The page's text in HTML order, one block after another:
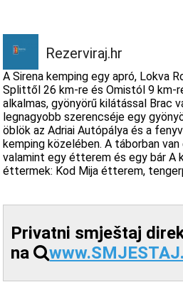
webcams
Ismerkedjen meg
múzeumok
Rezerviraj.hr
A Sirena kemping egy apró, Lokva
Splittől 26 km-re és Omistól 9 km-
alkalmas, gyönyörű kilátással Brac
legnagyobb szerencséje egy
öblök az Adriai Autópálya és a
kemping közelében. A táborban
valamint egy étterem és egy bár A
éttermek: Kod Mija étterem,
Privatni smještaj
na